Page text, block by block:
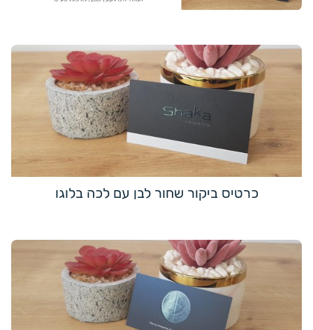
כרטיס ביקור שחור לבן עם לכה בלוגו